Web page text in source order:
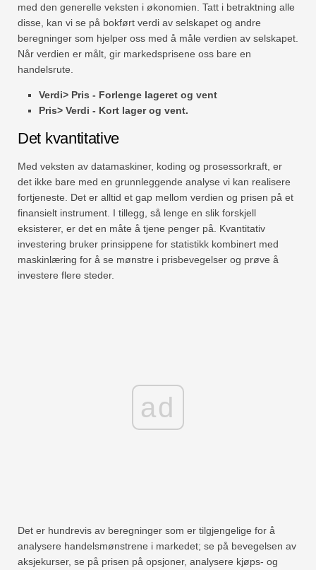
med den generelle veksten i økonomien. Tatt i betraktning alle
disse, kan vi se på bokført verdi av selskapet og andre
beregninger som hjelper oss med å måle verdien av selskapet.
Når verdien er målt, gir markedsprisene oss bare en
handelsrute.
Verdi> Pris - Forlenge lageret og vent
Pris> Verdi - Kort lager og vent.
Det kvantitative
Med veksten av datamaskiner, koding og prosessorkraft, er
det ikke bare med en grunnleggende analyse vi kan realisere
fortjeneste. Det er alltid et gap mellom verdien og prisen på et
finansielt instrument. I tillegg, så lenge en slik forskjell
eksisterer, er det en måte å tjene penger på. Kvantitativ
investering bruker prinsippene for statistikk kombinert med
maskinlæring for å se mønstre i prisbevegelser og prøve å
investere flere steder.
ad
Det er hundrevis av beregninger som er tilgjengelige for å
analysere handelsmønstrene i markedet; se på bevegelsen av
aksjekurser, se på prisen på opsjoner, analysere kjøps- og